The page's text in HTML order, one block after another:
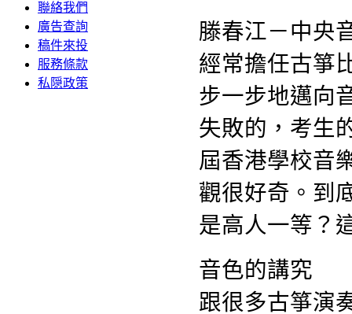
滕春江－中央
經常擔任古箏
步一步地邁向
失敗的，考生
屆香港學校音
觀很好奇。到
是高人一等？
音色的講究
跟很多古箏演
聯絡我們
廣告查詢
稿件來投
服務條款
私隠政策